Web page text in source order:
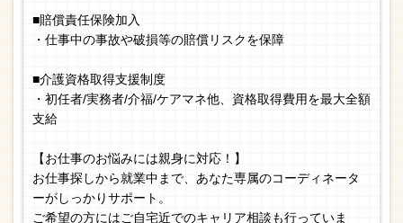
■賠償責任保険加入
・仕事中の事故や破損等の賠償リスクを保障
■介護資格取得支援制度
・初任者/実務者/介福/ケアマネ他、資格取得費用を最大全額
支給
【お仕事のお悩みには親身に対応！】
お仕事探しから就業中まで、あなた専属のコーディネータ
ーがしっかりサポート。
ご希望の方にはご自宅近でのキャリア相談も行っていま